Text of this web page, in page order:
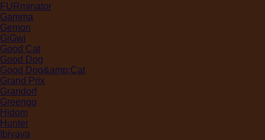
FURminator
Gamma
Gemon
GiGwi
Good Cat
Good Dog
Good Dog&amp;Cat
Grand Prix
Grandorf
Greengo
Hidom
Hunter
Ibiyaya